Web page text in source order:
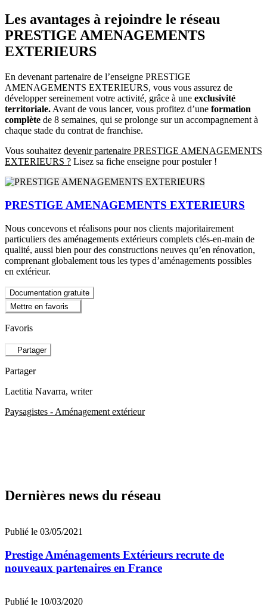
Les avantages à rejoindre le réseau
PRESTIGE AMENAGEMENTS
EXTERIEURS
En devenant partenaire de l’enseigne PRESTIGE
AMENAGEMENTS EXTERIEURS, vous vous assurez de
développer sereinement votre activité, grâce à une exclusivité
territoriale. Avant de vous lancer, vous profitez d’une formation
complète de 8 semaines, qui se prolonge sur un accompagnement à
chaque stade du contrat de franchise.
Vous souhaitez devenir partenaire PRESTIGE AMENAGEMENTS
EXTERIEURS ? Lisez sa fiche enseigne pour postuler !
PRESTIGE AMENAGEMENTS EXTERIEURS
Nous concevons et réalisons pour nos clients majoritairement
particuliers des aménagements extérieurs complets clés-en-main de
qualité, aussi bien pour des constructions neuves qu’en rénovation,
comprenant globalement tous les types d’aménagements possibles
en extérieur.
Documentation gratuite
Mettre en favoris
Favoris
Partager
Partager
Laetitia Navarra, writer
Paysagistes - Aménagement extérieur
Dernières news du réseau
Publié le 03/05/2021
Prestige Aménagements Extérieurs recrute de
nouveaux partenaires en France
Publié le 10/03/2020